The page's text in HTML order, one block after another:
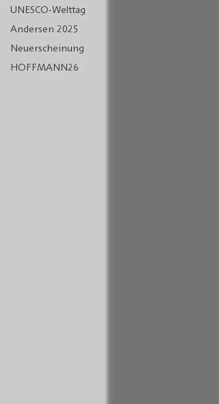
UNESCO-Welttag
Andersen 2025
Neuerscheinung
HOFFMANN26